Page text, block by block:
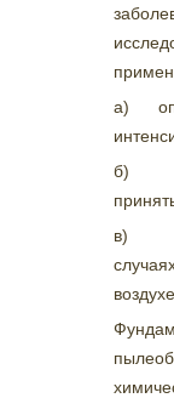
а)
б)
в)